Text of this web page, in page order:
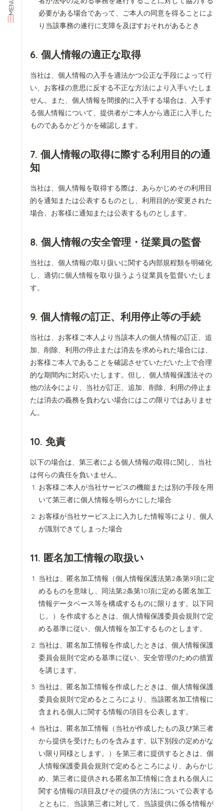
MENU
必要がある場合であって、ご本人の同意を得ることによ
り当該事務の遂行に支障を及ぼすおそれがあるとき
6. 個人情報の適正な取得
当社は、個人情報の入手を適法かつ公正な手段によって行
い、お客様の意思に反する不正な方法により入手いたしま
せん。また、個人情報を間接的に入手する場合は、入手す
る個人情報について、提供者がご本人から適正に入手した
ものであるかどうかを確認します。
7. 個人情報の取得に際する利用目的の通
知
当社は、個人情報を取得する際は、あらかじめその利用目
的を通知または公表するものとし、利用目的が変更された
場合、お客様に通知または公表するものとします。
8. 個人情報の安全管理・従業員の監督
当社は、個人情報の取り扱いに関する内部規程類を明確化
し、適切に個人情報を取り扱うよう従業員を監督いたしま
す。
9. 個人情報の訂正、利用停止等の手続
当社は、お客様ご本人より当該本人の個人情報の訂正、追
加、削除、利用の停止または消去を求められた場合には、
お客様ご本人であることを確認させていただいた上で合理
的な期間内に対応いたします。但し、個人情報保護法その
他の法令により、当社が訂正、追加、削除、利用の停止ま
たは消去の義務を負わない場合にはこの限りではありませ
ん。
10. 免責
以下の場合は、第三者による個人情報の取得に関し、当社
は何らの責任を負いません。
お客様ご本人が当社サービスの機能または別の手段を用
いて第三者に個人情報を明らかにした場合
お客様が当社サービス上に入力した情報等により、個人
が識別できてしまった場合
11. 匿名加工情報の取扱い
当社は、匿名加工情報（個人情報保護法第2条第9項に定
めるものを意味し、同法第2条第10項に定める匿名加工
情報データベース等を構成するものに限ります。以下同
じ。）を作成するときは、個人情報保護委員会規則で定
める基準に従い、個人情報を加工するものとします。
当社は、匿名加工情報を作成したときは、個人情報保護
委員会規則で定める基準に従い、安全管理のための措置
を講じます。
当社は、匿名加工情報を作成したときは、個人情報保護
委員会規則で定めるところにより、当該匿名加工情報に
含まれる個人に関する情報の項目を公表します。
当社は、匿名加工情報（当社が作成したもの及び第三者
から提供を受けたものを含みます。以下別段の定めがな
い限り同様とします。）を第三者に提供するときは、個
人情報保護委員会規則で定めるところにより、あらかじ
め、第三者に提供される匿名加工情報に含まれる個人に
関する情報の項目及びその提供の方法について公表する
とともに、当該第三者に対して、当該提供に係る情報が